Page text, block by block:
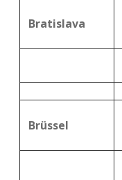
Bratislava
Brüssel